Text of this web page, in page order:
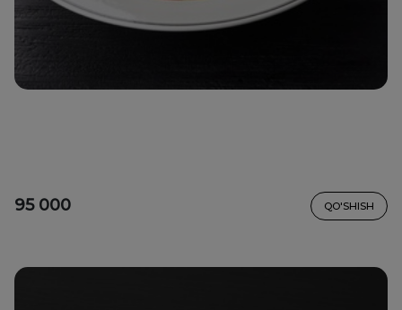
95 000 QO'SHISH